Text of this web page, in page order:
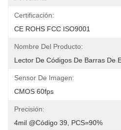
Certificación:
CE ROHS FCC ISO9001
Nombre Del Producto:
Lector De Códigos De Barras De
Sensor De Imagen:
CMOS 60fps
Precisión:
4mil @Código 39, PCS=90%